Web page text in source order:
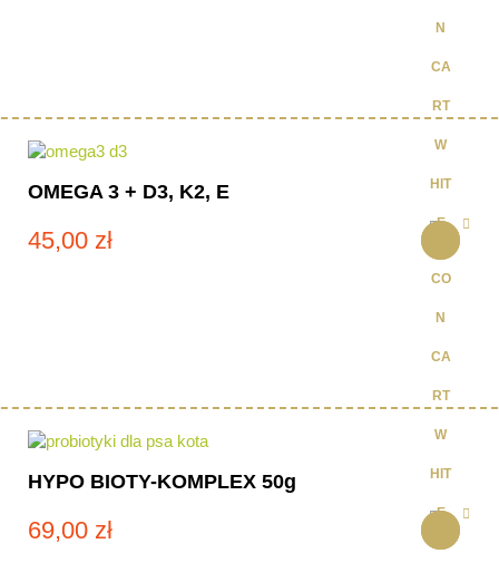
OMEGA 3 + D3, K2, E
45,00 zł
HYPO BIOTY-KOMPLEX 50g
69,00 zł